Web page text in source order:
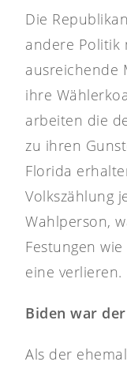
Die
andere Politik
ausreichende
ihre
arbeiten die
zu ihren
Florida
Volkszählung
Wahlperson,
Festungen
eine verlieren.
Biden war
Als der